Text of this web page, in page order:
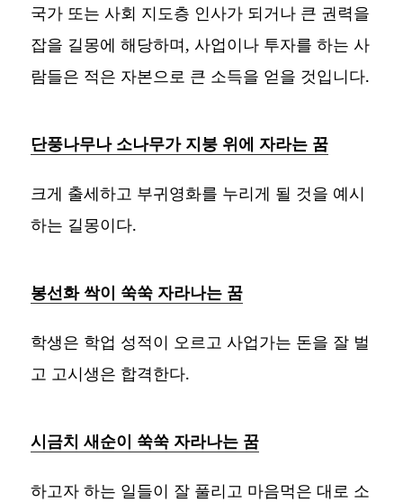
국가 또는 사회 지도층 인사가 되거나 큰 권력을
잡을 길몽에 해당하며, 사업이나 투자를 하는 사
람들은 적은 자본으로 큰 소득을 얻을 것입니다.
단풍나무나 소나무가 지붕 위에 자라는 꿈
크게 출세하고 부귀영화를 누리게 될 것을 예시
하는 길몽이다.
봉선화 싹이 쑥쑥 자라나는 꿈
학생은 학업 성적이 오르고 사업가는 돈을 잘 벌
고 고시생은 합격한다.
시금치 새순이 쑥쑥 자라나는 꿈
하고자 하는 일들이 잘 풀리고 마음먹은 대로 소